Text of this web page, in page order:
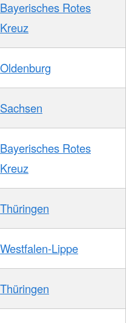
Bayerisches Rotes
Kreuz
Oldenburg
Sachsen
Bayerisches Rotes
Kreuz
Thüringen
Westfalen-Lippe
Thüringen